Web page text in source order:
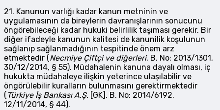
21. Kanunun varlığı kadar kanun metninin ve
uygulamasının da bireylerin davranışlarının sonucunu
öngörebileceği kadar hukuki belirlilik taşıması gerekir. Bir
diğer ifadeyle kanunun kalitesi de kanunilik koşulunun
sağlanıp sağlanmadığının tespitinde önem arz
etmektedir (Necmiye Çiftçi ve diğerleri, B. No: 2013/1301,
30/12/2014, § 55). Müdahalenin kanuna dayalı olması, iç
hukukta müdahaleye ilişkin yeterince ulaşılabilir ve
öngörülebilir kuralların bulunmasını gerektirmektedir
( Türkiye İş Bankası A.Ş. [GK], B. No: 2014/6192,
12/11/2014, § 44).